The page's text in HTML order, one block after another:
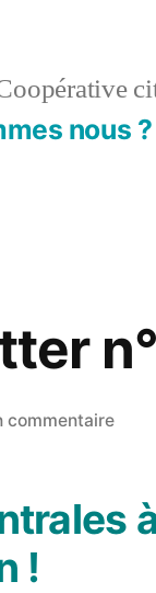
nous ?
commentairesur
–
!